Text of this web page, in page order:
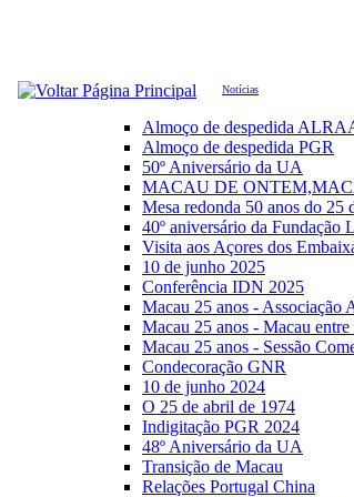
Notícias
Almoço de despedida
Almoço de despedida PGR
50º Aniversário da UA
MACAU DE
Mesa redonda 50 anos do 25
40º aniversário da Fundação
Visita aos Açores dos
10 de junho 2025
Conferência IDN 2025
Macau 25 anos - Associação
Macau 25 anos - Macau
Macau 25 anos - Sessão
Condecoração GNR
10 de junho 2024
O 25 de abril de 1974
Indigitação PGR 2024
48º Aniversário da UA
Transição de Macau
Relações Portugal China